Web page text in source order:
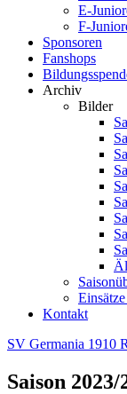
E-
F-
Sponsoren
Fanshops
Archiv
Bilder
Kontakt
SV Germania 1910
Saison 2023/